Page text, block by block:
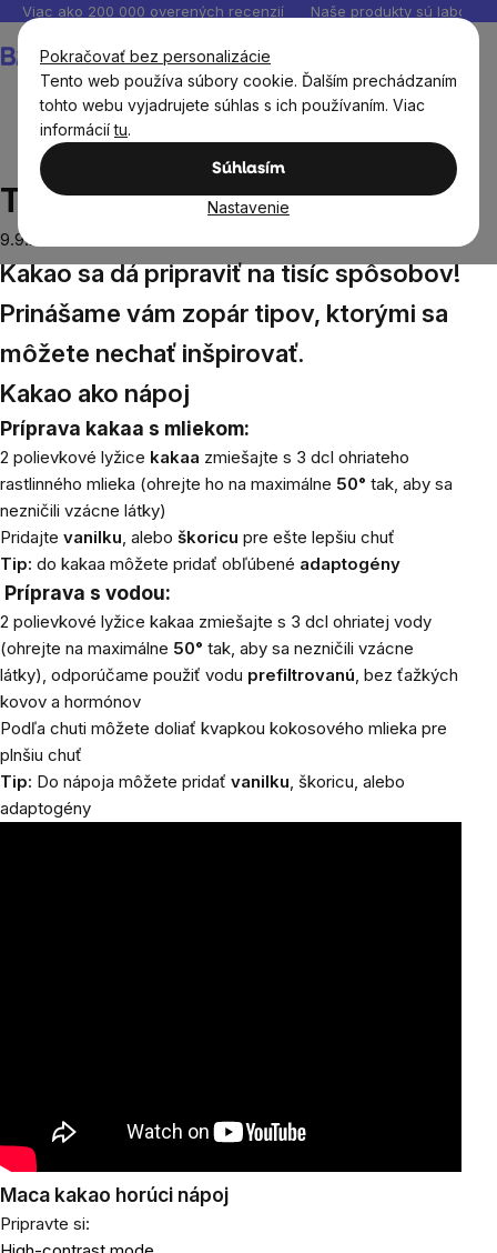
Pokračovať bez personalizácie
Tento web používa súbory cookie. Ďalším prechádzaním
tohto webu vyjadrujete súhlas s ich používaním. Viac
informáciítu.
Súhlasím
Nastavenie
Prejsť
obsah
Viac ako 200 000 overených recenzií Naše produkty sú
košík
Tipy na prípravu kakaa
Tipy na prípravu kakaa
9.9.2020
Kakao sa dá pripraviť na tisíc spôsobov!
Prinášame vám zopár tipov, ktorými sa
môžete nechať inšpirovať.
Kakao ako nápoj
Príprava kakaa s mliekom:
2 polievkové lyžice kakaa zmiešajte s 3 dcl ohriateho
rastlinného mlieka (ohrejte ho na maximálne 50° tak, aby sa
nezničili vzácne látky)
Pridajte vanilku, alebo škoricu pre ešte lepšiu chuť
Tip: do kakaa môžete pridať obľúbené adaptogény
Príprava s vodou:
2 polievkové lyžice kakaa zmiešajte s 3 dcl ohriatej vody
(ohrejte na maximálne 50° tak, aby sa nezničili vzácne
látky), odporúčame použiť vodu prefiltrovanú, bez ťažkých
kovov a hormónov
Podľa chuti môžete doliať kvapkou kokosového mlieka pre
plnšiu chuť
Tip: Do nápoja môžete pridať vanilku, škoricu, alebo
adaptogény
Maca kakao horúci nápoj
Pripravte si: